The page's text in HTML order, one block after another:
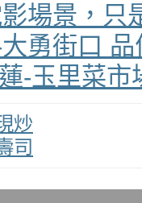
場景，只
勇街口
-玉里菜市
炒
司